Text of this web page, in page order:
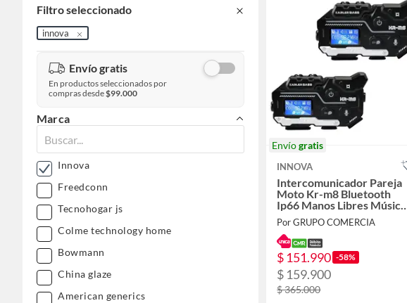
Filtro seleccionado
innova
Envío gratis
En productos seleccionados por
compras desde$99.000
Marca
Innova
Freedconn
Tecnohogar js
Colme technology home
Bowmann
China glaze
American generics
Envíogratis
INNOVA
Intercomunicador Pareja
Moto Kr-m8 Bluetooth
Ip66 Manos Libres Música
X2
Por GRUPO COMERCIA
$ 151.990 -58%
$ 159.900
$ 365.000